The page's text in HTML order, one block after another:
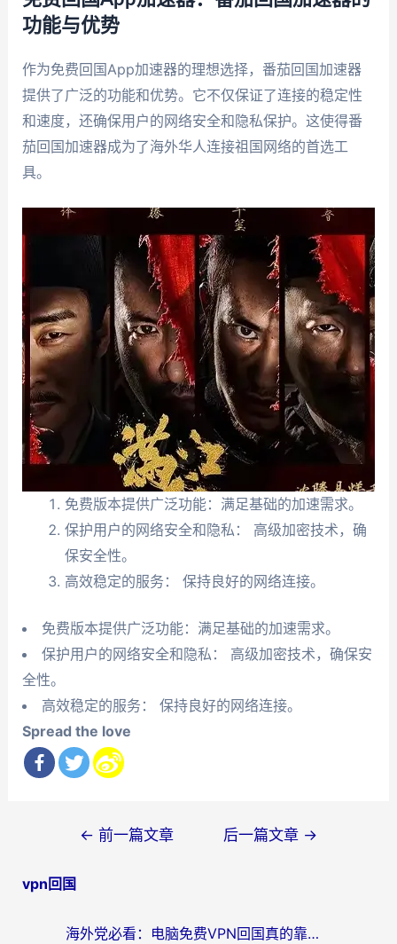
功能与优势
作为免费回国App加速器的理想选择，番茄回国加速器
提供了广泛的功能和优势。它不仅保证了连接的稳定性
和速度，还确保用户的网络安全和隐私保护。这使得番
茄回国加速器成为了海外华人连接祖国网络的首选工
具。
免费版本提供广泛功能：满足基础的加速需求。
保护用户的网络安全和隐私： 高级加密技术，确
保安全性。
高效稳定的服务： 保持良好的网络连接。
免费版本提供广泛功能：满足基础的加速需求。
保护用户的网络安全和隐私： 高级加密技术，确保安
全性。
高效稳定的服务： 保持良好的网络连接。
Spread the love
导
← 前一篇文章 后一篇文章 →
vpn回国
海外党必看：电脑免费VPN回国真的靠谱吗？附实测对比与最优方案指南